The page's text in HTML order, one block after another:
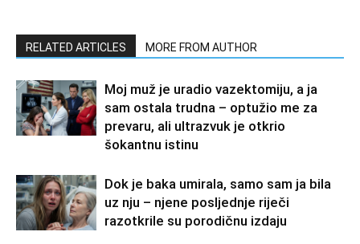
RELATED ARTICLES MORE FROM AUTHOR
Moj muž je uradio vazektomiju, a ja
sam ostala trudna – optužio me za
prevaru, ali ultrazvuk je otkrio
šokantnu istinu
Dok je baka umirala, samo sam ja bila
uz nju – njene posljednje riječi
razotkrile su porodičnu izdaju